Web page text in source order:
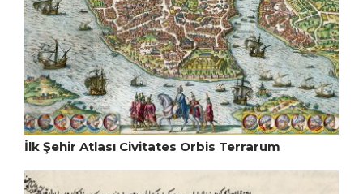
İlk Şehir Atlası Civitates Orbis Terrarum